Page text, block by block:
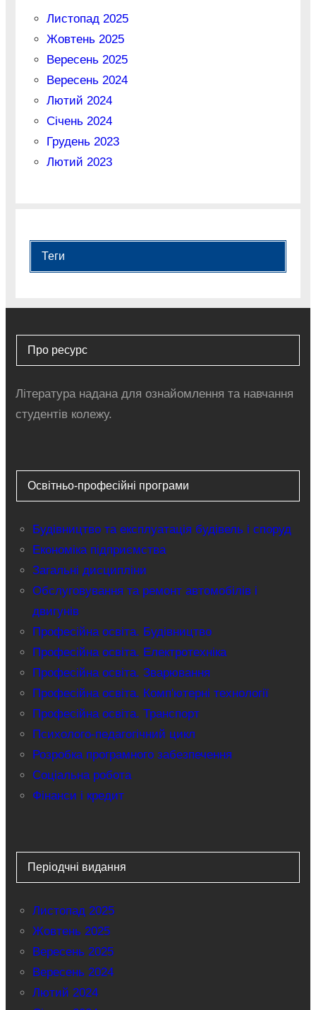
Листопад 2025
Жовтень 2025
Вересень 2025
Вересень 2024
Лютий 2024
Січень 2024
Грудень 2023
Лютий 2023
Теги
Про ресурс
Література надана для ознайомлення та навчання
студентів колежу.
Освітньо-професійні програми
Будівництво та експлуатація будівель і споруд
Економіка підприємства
Загальні дисципліни
Обслуговування та ремонт автомобілів і
двигунів
Професійна освіта. Будівництво
Професійна освіта. Електротехніка
Професійна освіта. Зварювання
Професійна освіта. Комп'ютерні технології
Професійна освіта. Транспорт
Психолого-педагогічний цикл
Розробка програмного забезпечення
Соціальна робота
Фінанси і кредит
Періодчні видання
Листопад 2025
Жовтень 2025
Вересень 2025
Вересень 2024
Лютий 2024